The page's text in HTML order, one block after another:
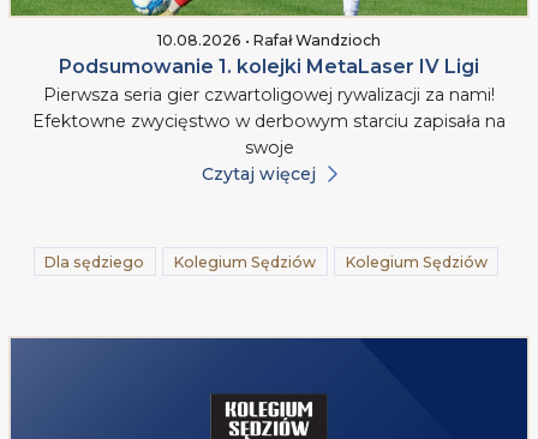
10.08.2026 • Rafał Wandzioch
Podsumowanie 1. kolejki MetaLaser IV Ligi
Pierwsza seria gier czwartoligowej rywalizacji za nami!
Efektowne zwycięstwo w derbowym starciu zapisała na
swoje
Czytaj więcej
Dla sędziego Kolegium Sędziów Kolegium Sędziów